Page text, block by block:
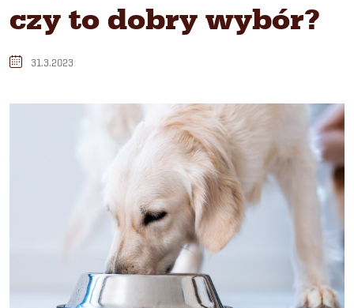
czy to dobry wybór?
31.3.2023